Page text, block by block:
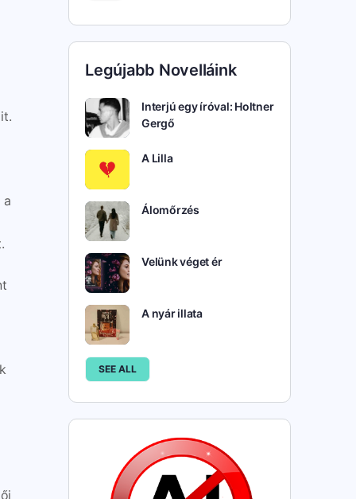
a
Legújabb Novelláink
Interjú egy íróval: Holtner
Gergő
A Lilla
Álomőrzés
Velünk véget ér
A nyár illata
SEE ALL